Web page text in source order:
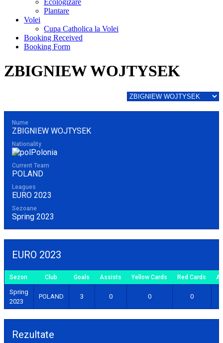
Ecologizare
Plantare
Volei
Cupa Catholica la Volei
Booking Received
Booking Form
ZBIGNIEW WOJTYSEK
Nume
ZBIGNIEW WOJTYSEK
Nationality
Polonia
Current Team
POLAND
Leagues
EURO 2023
Sezoane
Spring 2023
EURO 2023
Sezon Club Goals Assists Yellow Cards Red Cards
Spring
2023
POLAND 3 0 0 0
Rezultate